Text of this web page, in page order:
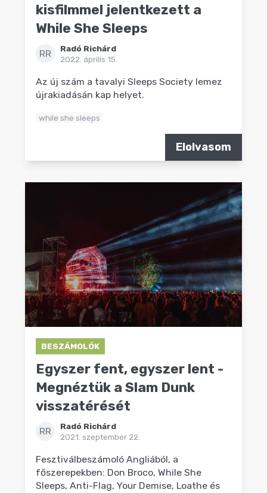
kisfilmmel jelentkezett a
While She Sleeps
RR
Radó Richárd
2022. április 15.
Az új szám a tavalyi Sleeps Society lemez
újrakiadásán kap helyet.
while she sleeps
Elolvasom
BESZÁMOLÓK
Egyszer fent, egyszer lent -
Megnéztük a Slam Dunk
visszatérését
RR
Radó Richárd
2021. szeptember 22.
Fesztiválbeszámoló Angliából, a
főszerepekben: Don Broco, While She
Sleeps, Anti-Flag, Your Demise, Loathe és